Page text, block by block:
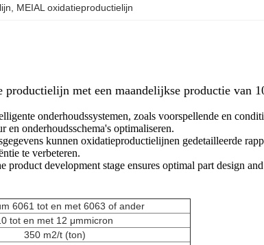
MEIAL oxidatieproductielijn
met een maandelijkse productie van
onderhoudssystemen, zoals voorspellende en
onderhoudsschema's optimaliseren.
kunnen oxidatieproductielijnen gedetailleerde
te verbeteren.
development stage ensures optimal part design
6061 tot en met 6063 of ander
tot en met 12 μmmicron
350 m2/t (ton)